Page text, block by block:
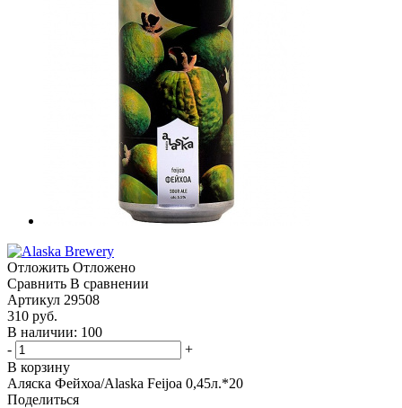
Отложить Отложено
Сравнить В сравнении
Артикул 29508
310 руб.
В наличии: 100
-
+
В корзину
Аляска Фейхоа/Alaska Feijoa 0,45л.*20
Поделиться